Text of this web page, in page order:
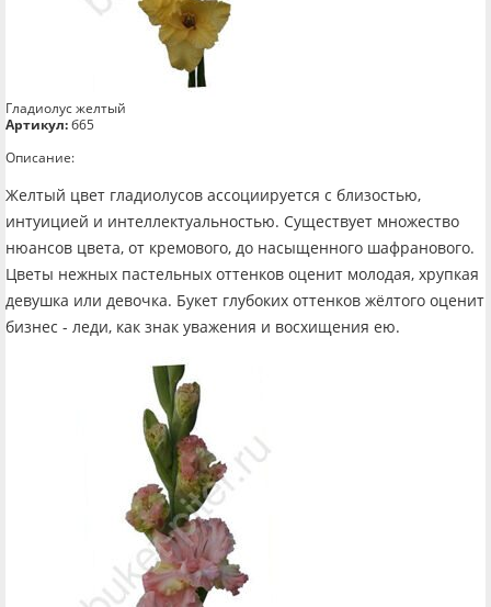
Гладиолус желтый
Артикул:б65
Описание:
Желтый цвет гладиолусов ассоциируется с близостью,
интуицией и интеллектуальностью. Существует множество
нюансов цвета, от кремового, до насыщенного шафранового.
Цветы нежных пастельных оттенков оценит молодая, хрупкая
девушка или девочка. Букет глубоких оттенков жёлтого оценит
бизнес - леди, как знак уважения и восхищения ею.